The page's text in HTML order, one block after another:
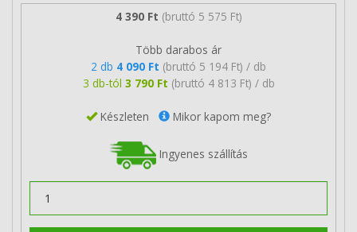
4 390 Ft (bruttó 5 575 Ft)
Több darabos ár
2 db 4 090 Ft (bruttó 5 194 Ft) / db
3 db-tól 3 790 Ft (bruttó 4 813 Ft) / db
Készleten Mikor kapom meg?
Ingyenes szállítás